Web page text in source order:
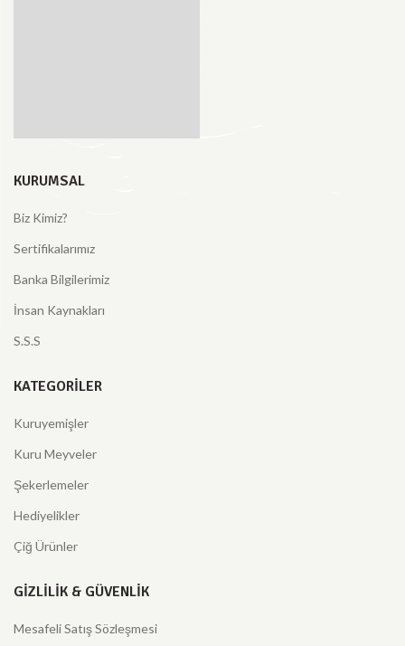
KURUMSAL
Biz Kimiz?
Sertifikalarımız
Banka Bilgilerimiz
İnsan Kaynakları
S.S.S
KATEGORILER
Kuruyemişler
Kuru Meyveler
Şekerlemeler
Hediyelikler
Çiğ Ürünler
GIZLILIK & GÜVENLIK
Mesafeli Satış Sözleşmesi